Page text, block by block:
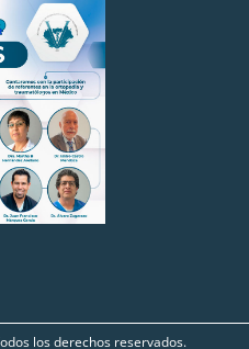
los derechos reservados.